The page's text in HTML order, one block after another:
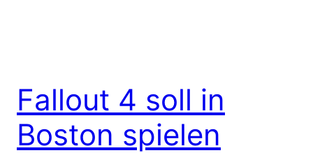
Fallout 4 soll in
Boston spielen